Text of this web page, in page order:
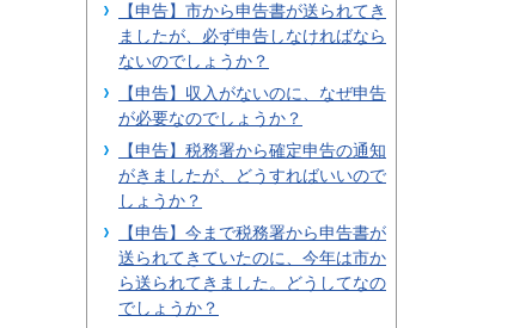
【申告】市から申告書が送られてき
ましたが、必ず申告しなければなら
ないのでしょうか？
【申告】収入がないのに、なぜ申告
が必要なのでしょうか？
【申告】税務署から確定申告の通知
がきましたが、どうすればいいので
しょうか？
【申告】今まで税務署から申告書が
送られてきていたのに、今年は市か
ら送られてきました。どうしてなの
でしょうか？